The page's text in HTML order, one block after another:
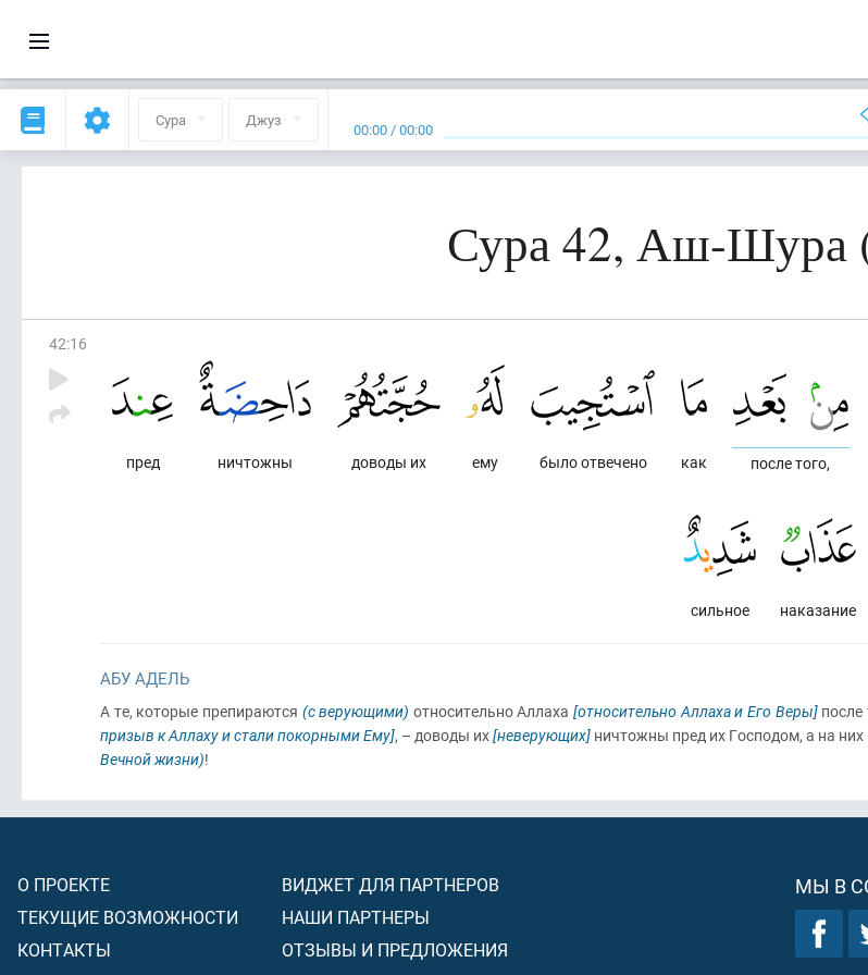
Сура Джуз 00:00 /00:00
Сура 42, Аш-Шура
42:16
после того,
как
было отвечено
ему
доводы их
ничтожны
пред
наказание
сильное
АБУ АДЕЛЬ
А те, которые препираются (с верующими) относительно Аллаха [относительно Аллаха и Его Веры]после
призыв к Аллаху и стали покорными Ему], – доводы их[неверующих] ничтожны пред их Господом, а на них
Вечной жизни)!
О ПРОЕКТЕ
ТЕКУЩИЕ ВОЗМОЖНОСТИ
КОНТАКТЫ
ВИДЖЕТ ДЛЯ ПАРТНЕРОВ
НАШИ ПАРТНЕРЫ
ОТЗЫВЫ И ПРЕДЛОЖЕНИЯ
МЫ В